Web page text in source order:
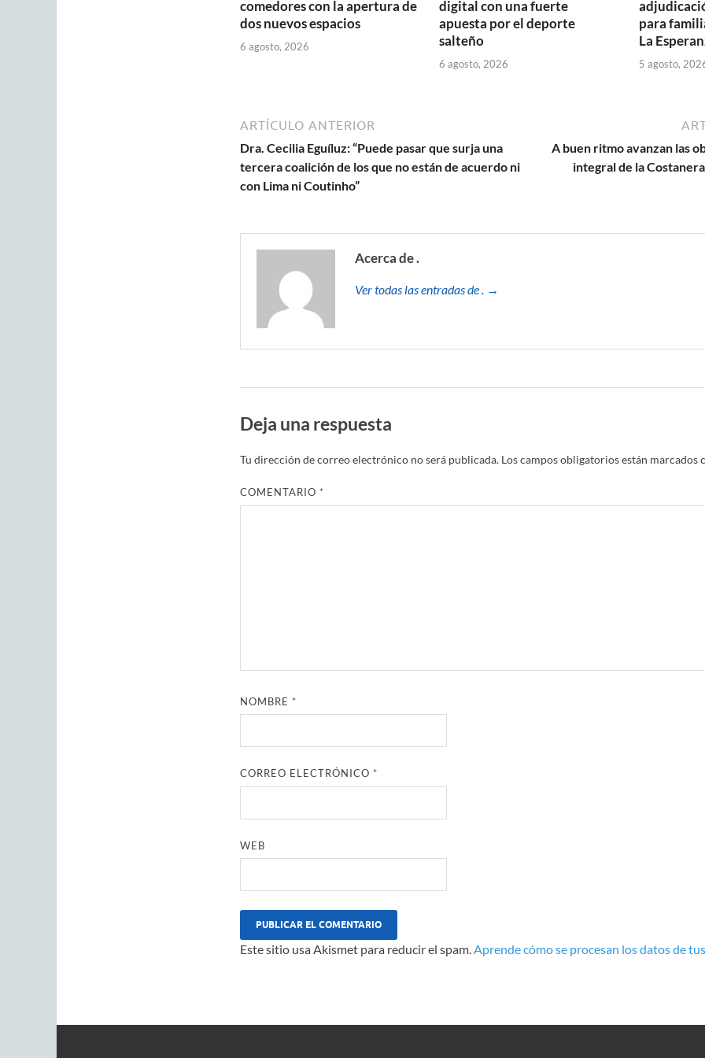
comedores con la apertura de
dos nuevos espacios
6 agosto, 2026
digital con una fuerte
apuesta por el deporte
salteño
6 agosto, 2026
para
La
5 agosto,
ARTÍCULO ANTERIOR
Dra. Cecilia Eguíluz: “Puede pasar que surja una
tercera coalición de los que no están de acuerdo ni
con Lima ni Coutinho”
A buen ritmo avanzan las
integral de la
Acerca de .
Ver todas las entradas de . →
Deja una respuesta
Tu dirección de correo electrónico no será publicada. Los campos obligatorios están marcados
COMENTARIO *
NOMBRE *
CORREO ELECTRÓNICO *
WEB
Este sitio usa Akismet para reducir el spam.Aprende cómo se procesan los datos de